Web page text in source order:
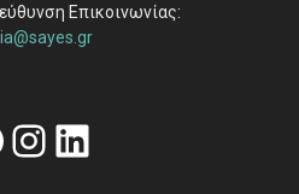
Επικοινωνίας:
Instagram
Linkedin